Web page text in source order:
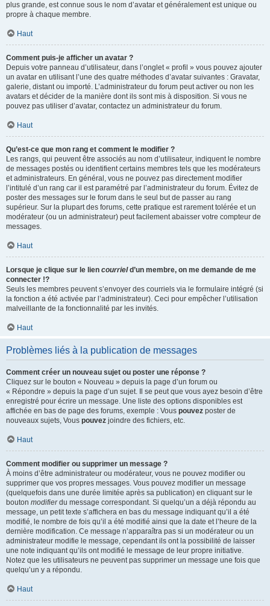
plus grande, est connue sous le nom d’avatar et généralement est unique ou
propre à chaque membre.
Haut
Comment puis-je afficher un avatar ?
Depuis votre panneau d’utilisateur, dans l’onglet « profil » vous pouvez ajouter
un avatar en utilisant l’une des quatre méthodes d’avatar suivantes : Gravatar,
galerie, distant ou importé. L’administrateur du forum peut activer ou non les
avatars et décider de la manière dont ils sont mis à disposition. Si vous ne
pouvez pas utiliser d’avatar, contactez un administrateur du forum.
Haut
Qu’est-ce que mon rang et comment le modifier ?
Les rangs, qui peuvent être associés au nom d’utilisateur, indiquent le nombre
de messages postés ou identifient certains membres tels que les modérateurs
et administrateurs. En général, vous ne pouvez pas directement modifier
l’intitulé d’un rang car il est paramétré par l’administrateur du forum. Évitez de
poster des messages sur le forum dans le seul but de passer au rang
supérieur. Sur la plupart des forums, cette pratique est rarement tolérée et un
modérateur (ou un administrateur) peut facilement abaisser votre compteur de
messages.
Haut
Lorsque je clique sur le lien courrield’un membre, on me demande de me
connecter !?
Seuls les membres peuvent s’envoyer des courriels via le formulaire intégré (si
la fonction a été activée par l’administrateur). Ceci pour empêcher l’utilisation
malveillante de la fonctionnalité par les invités.
Haut
Problèmes liés à la publication de messages
Comment créer un nouveau sujet ou poster une réponse ?
Cliquez sur le bouton « Nouveau » depuis la page d’un forum ou
« Répondre » depuis la page d’un sujet. Il se peut que vous ayez besoin d’être
enregistré pour écrire un message. Une liste des options disponibles est
affichée en bas de page des forums, exemple : Vous pouvez poster de
nouveaux sujets, Vous pouvez joindre des fichiers, etc.
Haut
Comment modifier ou supprimer un message ?
À moins d’être administrateur ou modérateur, vous ne pouvez modifier ou
supprimer que vos propres messages. Vous pouvez modifier un message
(quelquefois dans une durée limitée après sa publication) en cliquant sur le
bouton modifierdu message correspondant. Si quelqu’un a déjà répondu au
message, un petit texte s’affichera en bas du message indiquant qu’il a été
modifié, le nombre de fois qu’il a été modifié ainsi que la date et l’heure de la
dernière modification. Ce message n’apparaîtra pas si un modérateur ou un
administrateur modifie le message, cependant ils ont la possibilité de laisser
une note indiquant qu’ils ont modifié le message de leur propre initiative.
Notez que les utilisateurs ne peuvent pas supprimer un message une fois que
quelqu’un y a répondu.
Haut